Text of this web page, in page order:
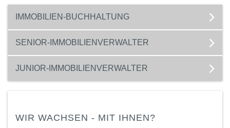
IMMOBILIEN-BUCHHALTUNG
SENIOR-IMMOBILIENVERWALTER
JUNIOR-IMMOBILIENVERWALTER
WIR WACHSEN - MIT IHNEN?